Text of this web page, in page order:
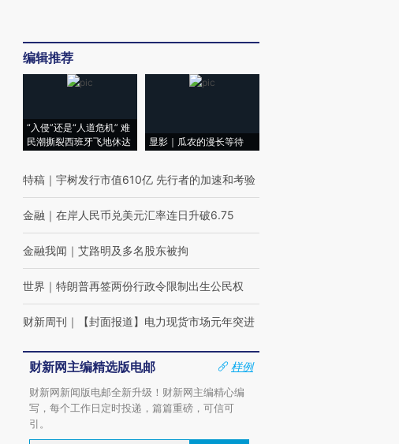
编辑推荐
“入侵”还是“人道危机” 难
民潮撕裂西班牙飞地休达
显影｜瓜农的漫长等待
特稿 ｜ 宇树发行市值610亿 先行者的加速和考验
金融 ｜ 在岸人民币兑美元汇率连日升破6.75
金融我闻 ｜ 艾路明及多名股东被拘
世界 ｜ 特朗普再签两份行政令限制出生公民权
财新周刊 ｜ 【封面报道】电力现货市场元年突进
财新网主编精选版电邮
样例
财新网新闻版电邮全新升级！财新网主编精心编
写，每个工作日定时投递，篇篇重磅，可信可
引。